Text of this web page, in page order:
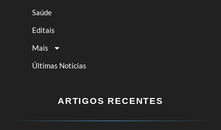
Saúde
Editais
Mais
Últimas Notícias
ARTIGOS RECENTES